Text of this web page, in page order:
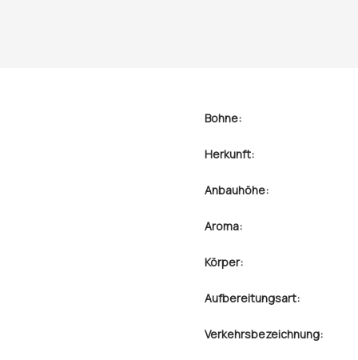
Bohne:
Herkunft:
Anbauhöhe:
Aroma:
Körper:
Aufbereitungsart:
Verkehrsbezeichnung: